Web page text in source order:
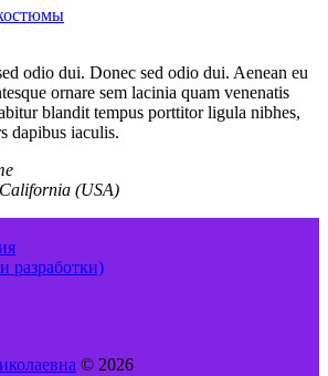
odio dui. Donec sed odio dui. Aenean eu
ornare sem lacinia quam venenatis
blandit tempus porttitor ligula nibhes,
dapibus iaculis.
(USA)
разработки)
© 2026